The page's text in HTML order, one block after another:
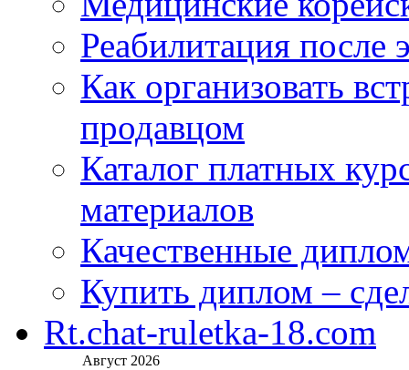
Реабилитация после
Как организовать
продавцом
Каталог платных
материалов
Качественные
Купить диплом –
Rt.chat-ruletka-18.com
Август 2026